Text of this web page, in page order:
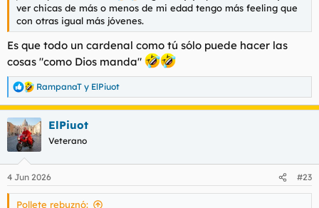
ver chicas de más o menos de mi edad tengo más feeling que
con otras igual más jóvenes.
Es que todo un cardenal como tú sólo puede hacer las
cosas "como Dios manda"
R
e
a
c
c
i
e
s
RampanaT y ElPiuot
ElPiuot
Veterano
4 Jun 2026 #23
Pollete rebuznó: